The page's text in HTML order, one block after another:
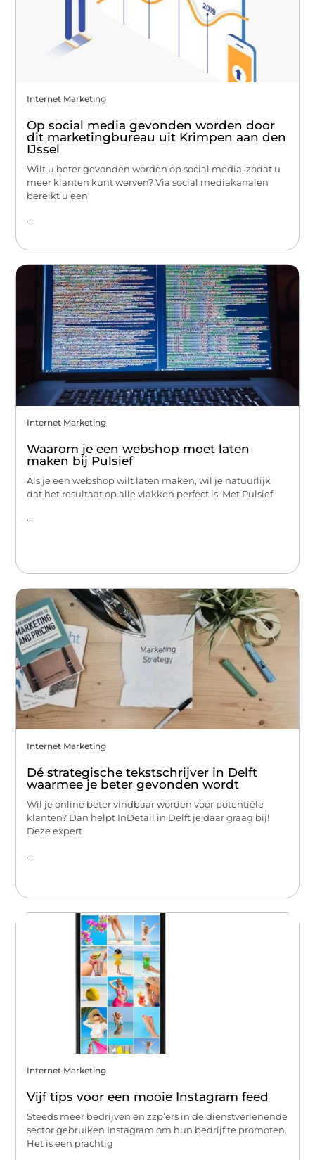
Internet Marketing
Op social media gevonden worden door
dit marketingbureau uit Krimpen aan den
IJssel
Wilt u beter gevonden worden op social media, zodat u
meer klanten kunt werven? Via social mediakanalen
bereikt u een
...
Internet Marketing
Waarom je een webshop moet laten
maken bij Pulsief
Als je een webshop wilt laten maken, wil je natuurlijk
dat het resultaat op alle vlakken perfect is. Met Pulsief
...
Internet Marketing
Dé strategische tekstschrijver in Delft
waarmee je beter gevonden wordt
Wil je online beter vindbaar worden voor potentiële
klanten? Dan helpt InDetail in Delft je daar graag bij!
Deze expert
...
Internet Marketing
Vijf tips voor een mooie Instagram feed
Steeds meer bedrijven en zzp’ers in de dienstverlenende
sector gebruiken Instagram om hun bedrijf te promoten.
Het is een prachtig